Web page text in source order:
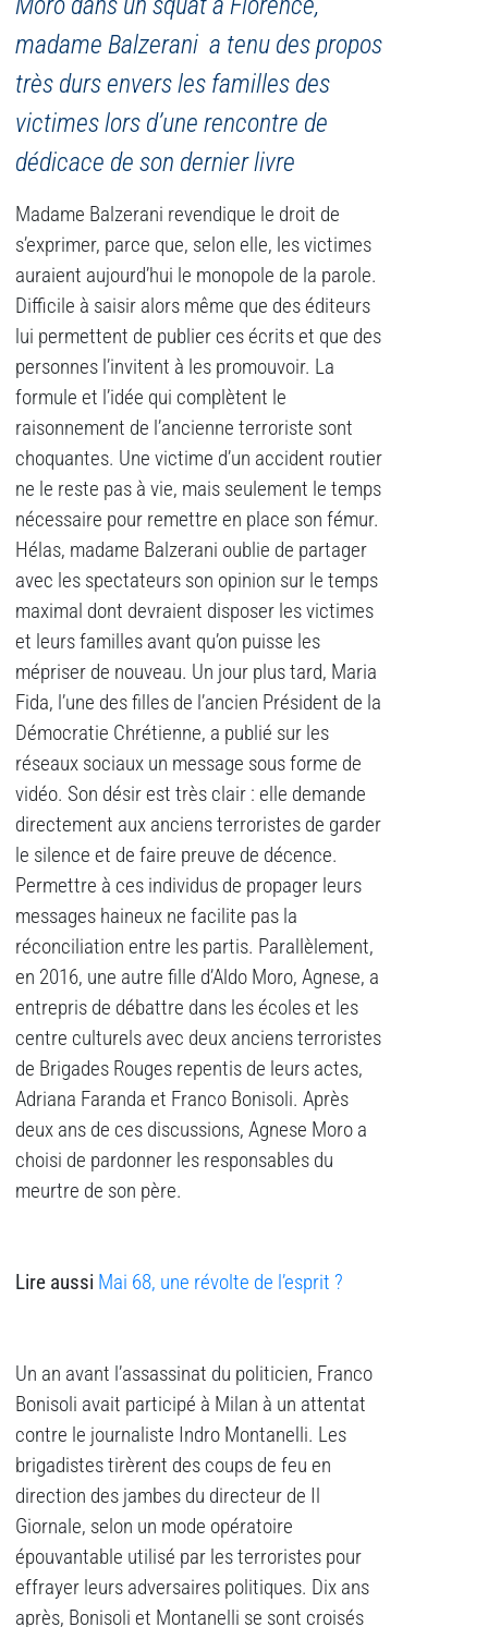
madame Balzerani a tenu des propos
très durs envers les familles des
victimes lors d’une rencontre de
dédicace de son dernier livre
Madame Balzerani revendique le droit de
s’exprimer, parce que, selon elle, les victimes
auraient aujourd’hui le monopole de la parole.
Difficile à saisir alors même que des éditeurs
lui permettent de publier ces écrits et que des
personnes l’invitent à les promouvoir. La
formule et l’idée qui complètent le
raisonnement de l’ancienne terroriste sont
choquantes. Une victime d’un accident routier
ne le reste pas à vie, mais seulement le temps
nécessaire pour remettre en place son fémur.
Hélas, madame Balzerani oublie de partager
avec les spectateurs son opinion sur le temps
maximal dont devraient disposer les victimes
et leurs familles avant qu’on puisse les
mépriser de nouveau. Un jour plus tard, Maria
Fida, l’une des filles de l’ancien Président de la
Démocratie Chrétienne, a publié sur les
réseaux sociaux un message sous forme de
vidéo. Son désir est très clair : elle demande
directement aux anciens terroristes de garder
le silence et de faire preuve de décence.
Permettre à ces individus de propager leurs
messages haineux ne facilite pas la
réconciliation entre les partis. Parallèlement,
en 2016, une autre fille d’Aldo Moro, Agnese, a
entrepris de débattre dans les écoles et les
centre culturels avec deux anciens terroristes
de Brigades Rouges repentis de leurs actes,
Adriana Faranda et Franco Bonisoli. Après
deux ans de ces discussions, Agnese Moro a
choisi de pardonner les responsables du
meurtre de son père.
Lire aussi Mai 68, une révolte de l’esprit ?
Un an avant l’assassinat du politicien, Franco
Bonisoli avait participé à Milan à un attentat
contre le journaliste Indro Montanelli. Les
brigadistes tirèrent des coups de feu en
direction des jambes du directeur de Il
Giornale, selon un mode opératoire
épouvantable utilisé par les terroristes pour
effrayer leurs adversaires politiques. Dix ans
après, Bonisoli et Montanelli se sont croisés